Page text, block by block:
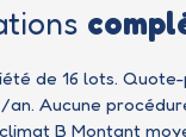
de 16 lots.
Aucune
B Montant